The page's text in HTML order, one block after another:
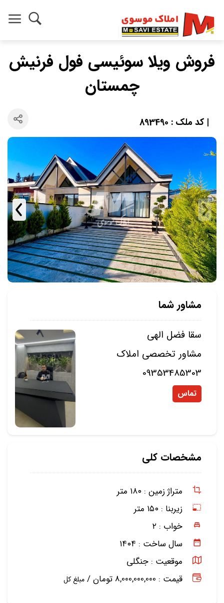
فروش ویلا سوئیسی فول فرنیش
چمستان
| کد ملک : 893490
مشاور شما
سقا فضل الهی
مشاور تخصصی املاک
09353485303
تماس
مشخصات کلی
متراژ زمین : ۱۸۰ متر
زیربنا : ۱۵۰ متر
خواب : ۲
سال ساخت : ۱۴۰۴
موقعیت : جنگلی
قیمت : 8,000,000,000 تومان /
مبلغ کل